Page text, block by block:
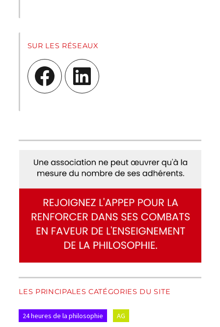
SUR LES RÉSEAUX
Facebook LinkedIn
LES PRINCIPALES CATÉGORIES DU SITE
24 heures de la philosophie AG